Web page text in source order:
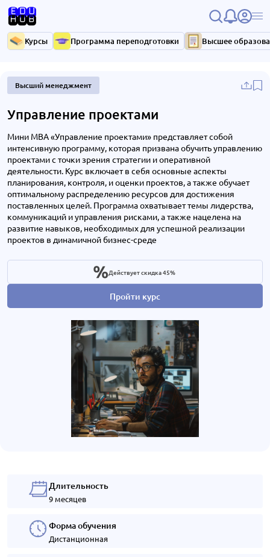
Курсы Программа переподготовки Высшее
Высший менеджмент
Управление проектами
Мини MBA «Управление проектами» представляет собой
интенсивную программу, которая призвана обучить управлению
проектами с точки зрения стратегии и оперативной
деятельности. Курс включает в себя основные аспекты
планирования, контроля, и оценки проектов, а также обучает
оптимальному распределению ресурсов для достижения
поставленных целей. Программа охватывает темы лидерства,
коммуникаций и управления рисками, а также нацелена на
развитие навыков, необходимых для успешной реализации
проектов в динамичной бизнес-среде
Пройти курс
Действует скидка 45%
Длительность
9 месяцев
Форма обучения
Дистанционная